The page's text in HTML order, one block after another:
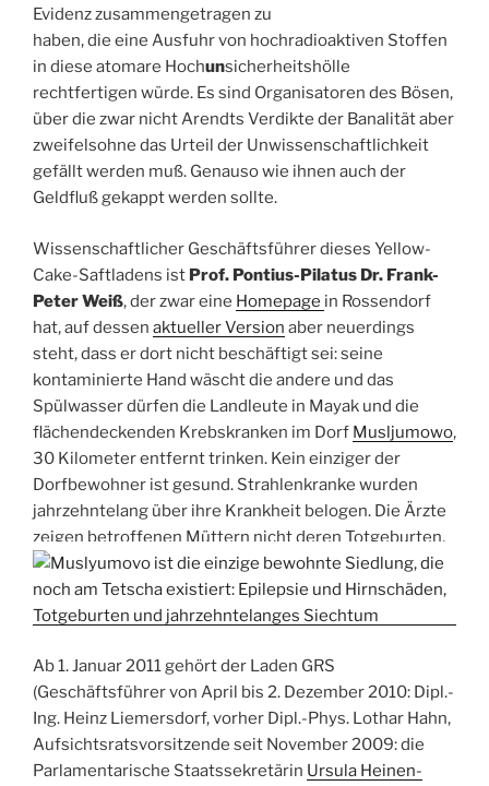
Evidenz zusammengetragen zu
haben, die eine Ausfuhr von hochradioaktiven Stoffen
in diese atomare Hochunsicherheitshölle
rechtfertigen würde. Es sind Organisatoren des Bösen,
über die zwar nicht Arendts Verdikte der Banalität aber
zweifelsohne das Urteil der Unwissenschaftlichkeit
gefällt werden muß. Genauso wie ihnen auch der
Geldfluß gekappt werden sollte.
Wissenschaftlicher Geschäftsführer dieses Yellow-
Cake-Saftladens ist Prof. Pontius-Pilatus Dr. Frank-
Peter Weiß, der zwar eine Homepage in Rossendorf
hat, auf dessen aktueller Version aber neuerdings
steht, dass er dort nicht beschäftigt sei: seine
kontaminierte Hand wäscht die andere und das
Spülwasser dürfen die Landleute in Mayak und die
flächendeckenden Krebskranken im Dorf Musljumowo,
30 Kilometer entfernt trinken. Kein einziger der
Dorfbewohner ist gesund. Strahlenkranke wurden
jahrzehntelang über ihre Krankheit belogen. Die Ärzte
zeigen betroffenen Müttern nicht deren Totgeburten.
Ab 1. Januar 2011 gehört der Laden GRS
(Geschäftsführer von April bis 2. Dezember 2010: Dipl.-
Ing. Heinz Liemersdorf, vorher Dipl.-Phys. Lothar Hahn,
Aufsichtsratsvorsitzende seit November 2009: die
Parlamentarische Staatssekretärin Ursula Heinen-